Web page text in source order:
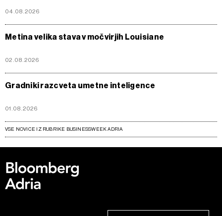
04.08.2026
Metina velika stava v močvirjih Louisiane
02.08.2026
Gradniki razcveta umetne inteligence
01.08.2026
VSE NOVICE IZ RUBRIKE BUSINESSWEEK ADRIA